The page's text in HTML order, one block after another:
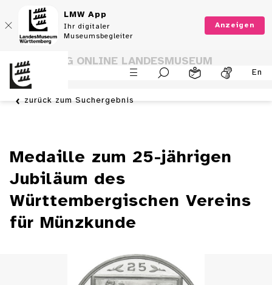
LMW App
Ihr digitaler
Museumsbegleiter
Anzeigen
En
SAMMLUNG ONLINE LANDESMUSEUM
WÜRTTEMBERG
zurück zum Suchergebnis
Medaille zum 25-jährigen
Jubiläum des
Württembergischen Vereins
für Münzkunde